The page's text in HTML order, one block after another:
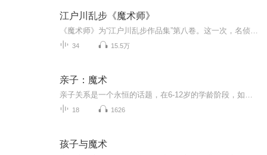
江户川乱步《魔术师》
34 15.5万
亲子：魔术
18 1626
孩子与魔术